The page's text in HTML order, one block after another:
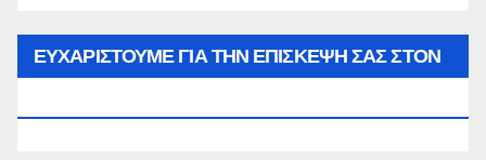
ΕΥΧΑΡΙΣΤΟΥΜΕ ΓΙΑ ΤΗΝ ΕΠΙΣΚΕΨΗ ΣΑΣ ΣΤΟΝ